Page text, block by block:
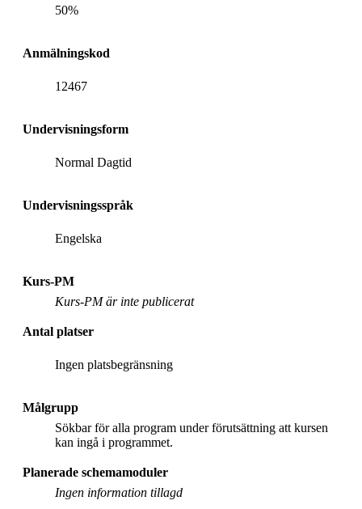
50%
Anmälningskod
12467
Undervisningsform
Normal Dagtid
Undervisningsspråk
Engelska
Kurs-PM
Kurs-PM är inte publicerat
Antal platser
Ingen platsbegränsning
Målgrupp
Sökbar för alla program under förutsättning att kursen
kan ingå i programmet.
Planerade schemamoduler
Ingen information tillagd